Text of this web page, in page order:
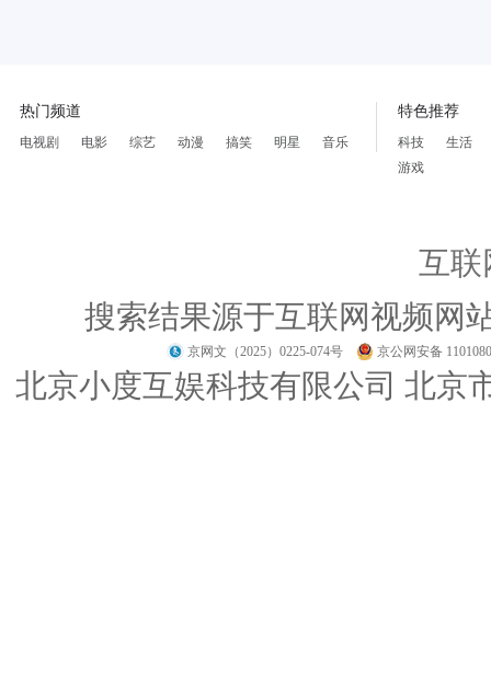
热门频道
电视剧 电影 综艺 动漫 搞笑 明星 音乐
特色推荐
科技
生活
游戏
互联
搜索结果源于互联网视频网
京网文（2025）0225-074号 京公网安备
北京小度互娱科技有限公司 北京